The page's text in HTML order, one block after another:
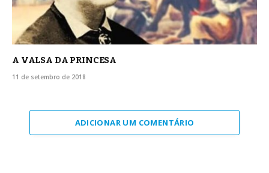
A VALSA DA PRINCESA
11 de setembro de 2018
ADICIONAR UM COMENTÁRIO